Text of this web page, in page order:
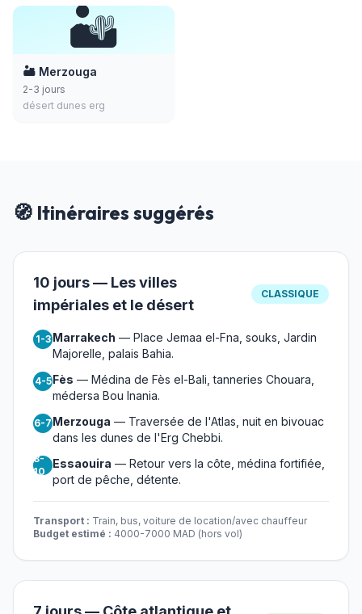
🏜️
🏜️ Merzouga
2-3 jours
désert dunes erg
🧭 Itinéraires suggérés
10 jours — Les villes
impériales et le désert
CLASSIQUE
1-3 Marrakech — Place Jemaa el-Fna, souks, Jardin
Majorelle, palais Bahia.
4-5Fès — Médina de Fès el-Bali, tanneries Chouara,
médersa Bou Inania.
6-7Merzouga — Traversée de l'Atlas, nuit en bivouac
dans les dunes de l'Erg Chebbi.
8-
10
Essaouira — Retour vers la côte, médina fortifiée,
port de pêche, détente.
Transport : Train, bus, voiture de location/avec chauffeur
Budget estimé : 4000-7000 MAD (hors vol)